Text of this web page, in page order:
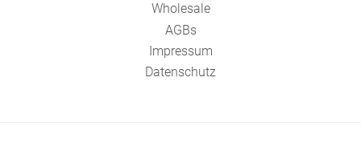
Wholesale
AGBs
Impressum
Datenschutz